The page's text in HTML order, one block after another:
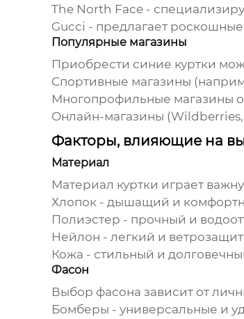
The North Face-
Gucci - предлагает роскошные
Популярные магазины
Приобрести синие куртки
Спортивные магазины
Многопрофильные магазины
Онлайн-магазины
Факторы, влияющие на
Материал
Материал куртки играет
Хлопок- дышащий и
Полиэстер - прочный и
Нейлон - легкий и
Кожа - стильный и
Фасон
Выбор фасона зависит от
Бомберы - универсальные и